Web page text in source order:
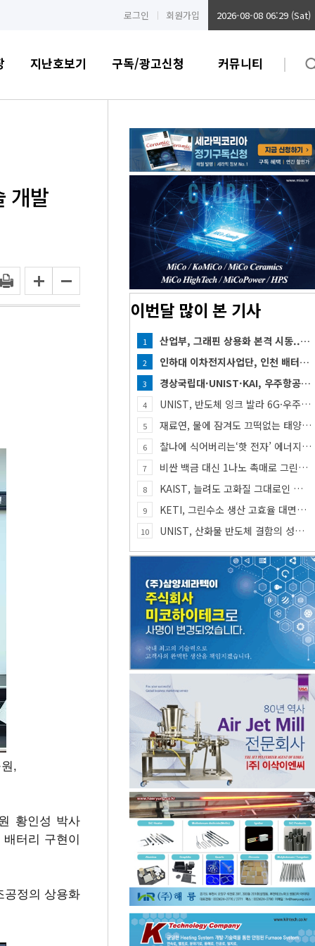
로그인 회원가입 2026-08-08 06:29 (Sat)
지난호보기 구독/광고신청 커뮤니티
개발
,
황인성 박사
터리 구현이
정의 상용화
이번달 많이 본 기사
1 산업부, 그래핀 상용화 본격 시동... 첨단세라믹·반도체 방열소재 시장 확대 기대
2 인하대 이차전지사업단, 인천 배터리 인재양성 거점 역할 강화
3 경상국립대·UNIST·KAI, 우주항공 인재 함께 키운다
4 UNIST, 반도체 잉크 발라 6G·우주통신용 고주파 스위치 만든다
5 재료연, 물에 잠겨도 끄떡없는 태양전지 개발
6 찰나에 식어버리는‘핫 전자’ 에너지, 망간 거쳐 화학반응에 쓴다
7 비싼 백금 대신 1나노 촉매로 그린수소 생산
8 KAIST, 늘려도 고화질 그대로인 신축 디스플레이 핵심기술 개발​
9 KETI, 그린수소 생산 고효율 대면적 ‘다공성 확산체’ 개발
10 UNIST, 산화물 반도체 결함의 성질 밝혀